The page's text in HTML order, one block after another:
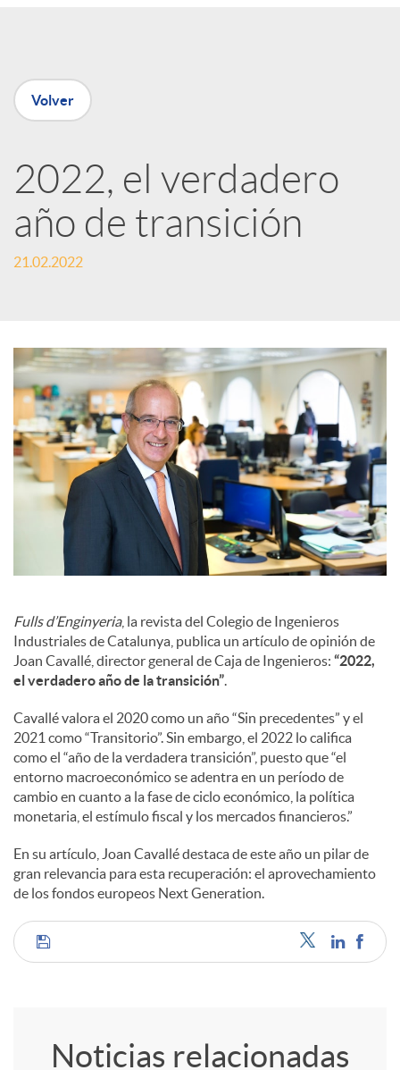
n
R
e
e
s
S
c
i
a
l
e
s
Volver
2022, el verdadero
año de transición
21.02.2022
Fulls d’Enginyeria, la revista del Colegio de Ingenieros
Industriales de Catalunya, publica un artículo de opinión de
Joan Cavallé, director general de Caja de Ingenieros: “2022,
el verdadero año de la transición”.
Cavallé valora el 2020 como un año “Sin precedentes” y el
2021 como “Transitorio”. Sin embargo, el 2022 lo califica
como el “año de la verdadera transición”, puesto que “el
entorno macroeconómico se adentra en un período de
cambio en cuanto a la fase de ciclo económico, la política
monetaria, el estímulo fiscal y los mercados financieros.”
En su artículo, Joan Cavallé destaca de este año un pilar de
gran relevancia para esta recuperación: el aprovechamiento
de los fondos europeos Next Generation.
C
Noticias relacionadas